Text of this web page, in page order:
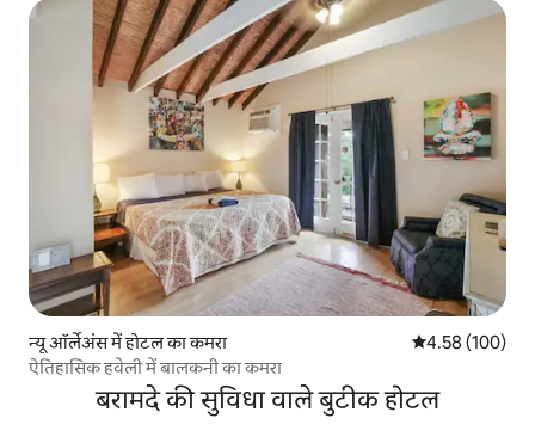
न्यू ऑर्लेअंस में होटल का कमरा औसत रेटिंग 5 में से
4.58 (100)
ऐतिहासिक हवेली में बालकनी का कमरा
बरामदे की सुविधा वाले बुटीक होटल